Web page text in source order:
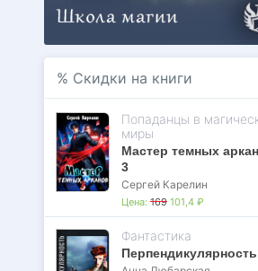
% Скидки на книги
Попаданцы в
миры
Мастер темных
3
Сергей Карелин
Цена: 169 101,4 ₽
Фантастика
Перпендикулярность